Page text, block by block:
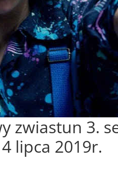
zwiastun 3.
lipca 2019r.